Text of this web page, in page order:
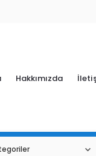
Hakkımızda